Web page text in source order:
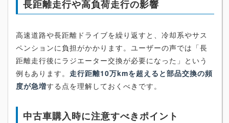
長距離走行や高負荷走行の影響
高速道路や長距離ドライブを繰り返すと、冷却系やサス
ペンションに負担がかかります。ユーザーの声では「長
距離走行後にラジエーター交換が必要になった」という
例もあります。 走行距離10万kmを超えると部品交換の頻
度が急増する点を理解しておくべきです。
中古車購入時に注意すべきポイント